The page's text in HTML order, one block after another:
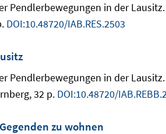
Pendlerbewegungen in der
DOI:10.48720/IAB.RES.2503
Pendlerbewegungen in der
32 p. DOI:10.48720/
zu wohnen